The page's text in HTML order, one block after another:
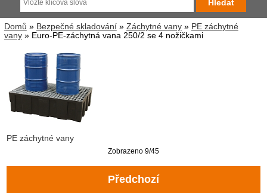
Domů » Bezpečné skladování» Záchytné vany» PE záchytné
vany» Euro-PE-záchytná vana 250/2 se 4 nožičkami
PE záchytné vany
Zobrazeno 9/45
Předchozí